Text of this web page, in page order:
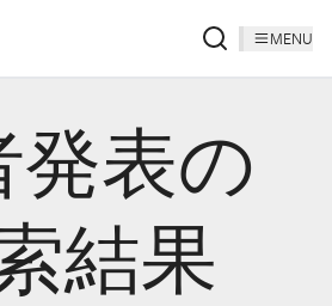
MENU
発表の
結果